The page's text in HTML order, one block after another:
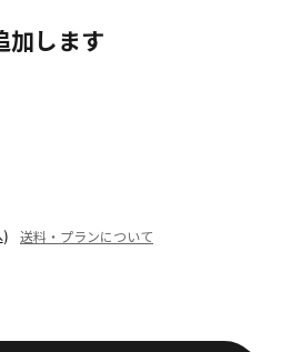
加します
送料・プランについて